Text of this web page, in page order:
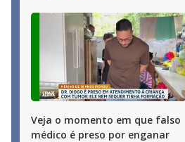
Veja o momento em que falso
médico é preso por enganar